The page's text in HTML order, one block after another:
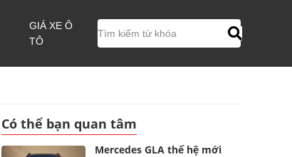
GIÁ XE Ô
TÔ
Có thể bạn quan tâm
Mercedes GLA thế hệ mới